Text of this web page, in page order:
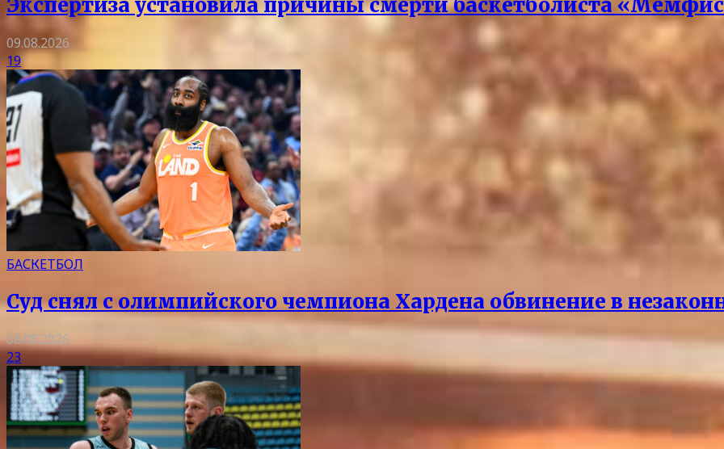
Экспертиза установила причины смерти баскетболиста
09.08.2026
19
БАСКЕТБОЛ
Суд снял с олимпийского чемпиона Хардена обвинение в
08.08.2026
23